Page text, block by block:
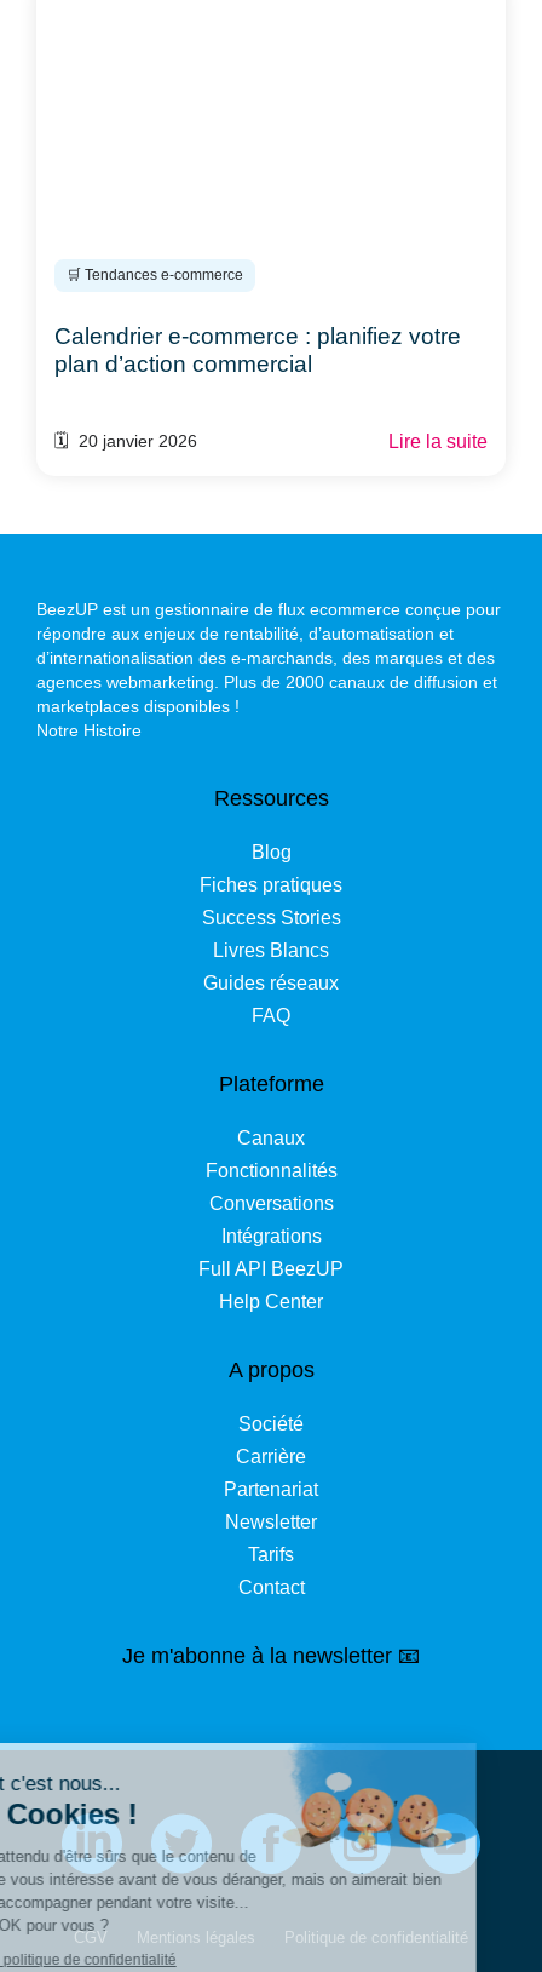
🛒 Tendances e-commerce
Calendrier e-commerce : planifiez votre
plan d’action commercial
🗓️ 20 janvier 2026 Lire la suite
BeezUP est un gestionnaire de flux ecommerce conçue pour
répondre aux enjeux de rentabilité, d’automatisation et
d’internationalisation des e-marchands, des marques et des
agences webmarketing. Plus de 2000 canaux de diffusion et
marketplaces disponibles !
Notre Histoire
Ressources
Blog
Fiches pratiques
Success Stories
Livres Blancs
Guides réseaux
FAQ
Plateforme
Canaux
Fonctionnalités
Conversations
Intégrations
Full API BeezUP
Help Center
A propos
Société
Carrière
Partenariat
Newsletter
Tarifs
Contact
Je m'abonne à la newsletter 📧
CGV Mentions légales Politique de confidentialité
Salut c'est nous...
les Cookies !
On a attendu d'être sûrs que le contenu de
ce site vous intéresse avant de vous déranger, mais on aimerait bien
vous accompagner pendant votre visite...
C'est OK pour vous ?
Lire la politique de confidentialité